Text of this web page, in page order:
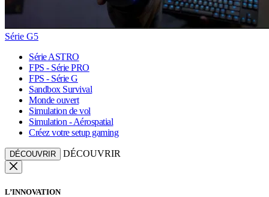
Série G5
Série ASTRO
FPS - Série PRO
FPS - Série G
Sandbox Survival
Monde ouvert
Simulation de vol
Simulation - Aérospatial
Créez votre setup gaming
DÉCOUVRIR DÉCOUVRIR
L’INNOVATION